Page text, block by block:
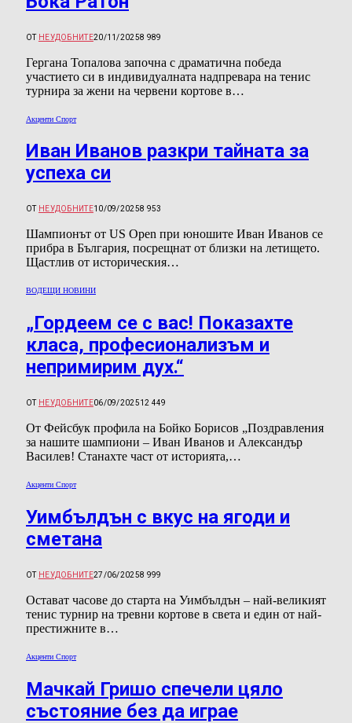
ОТ НЕУДОБНИТЕ20/11/20258 989
Гергана Топалова започна с драматична победа
участието си в индивидуалната надпревара на тенис
турнира за жени на червени кортове в…
Акценти Спорт
Иван Иванов разкри тайната за
успеха си
ОТ НЕУДОБНИТЕ10/09/20258 953
Шампионът от US Open при юношите Иван Иванов се
прибра в България, посрещнат от близки на летището.
Щастлив от историческия…
ВОДЕЩИ НОВИНИ
„Гордеем се с вас! Показахте
класа, професионализъм и
непримирим дух.“
ОТ НЕУДОБНИТЕ06/09/202512 449
От Фейсбук профила на Бойко Борисов „Поздравления
за нашите шампиони – Иван Иванов и Александър
Василев! Станахте част от историята,…
Акценти Спорт
Уимбълдън с вкус на ягоди и
сметана
ОТ НЕУДОБНИТЕ27/06/20258 999
Остават часове до старта на Уимбълдън – най-великият
тенис турнир на тревни кортове в света и един от най-
престижните в…
Акценти Спорт
Мачкай Гришо спечели цяло
състояние без да играе